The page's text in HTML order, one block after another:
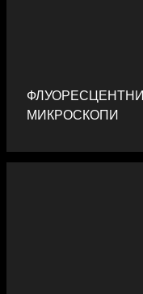
ФЛУОРЕСЦЕНТНИ
МИКРОСКОПИ